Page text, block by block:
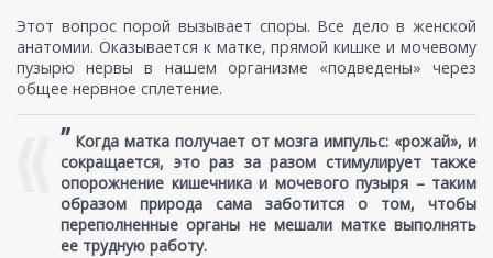
Этот вопрос порой вызывает споры. Все дело в женской
анатомии. Оказывается к матке, прямой кишке и мочевому
пузырю нервы в нашем организме «подведены» через
общее нервное сплетение.
” Когда матка получает от мозга импульс: «рожай», и
сокращается, это раз за разом стимулирует также
опорожнение кишечника и мочевого пузыря – таким
образом природа сама заботится о том, чтобы
переполненные органы не мешали матке выполнять
ее трудную работу.